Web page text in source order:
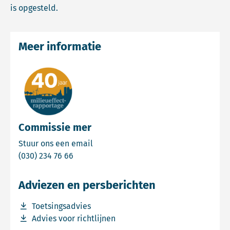
is opgesteld.
Commissie mer
Stuur ons een email
(030) 234 76 66
Meer informatie
Adviezen en persberichten
Toetsingsadvies
Download bestand Toetsingsadvies
Advies voor richtlijnen
Download bestand Advies voor richtlijnen